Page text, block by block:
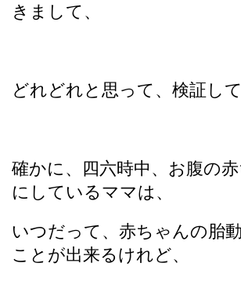
きまして、
どれどれと思って、検証し
確かに、四六時中、お腹の
にしているママは、
いつだって、赤ちゃんの胎
ことが出来るけれど、